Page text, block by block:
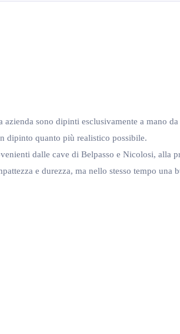
sono dipinti esclusivamente a mano
dipinto quanto più realistico possibile.
dalle cave di Belpasso e Nicolosi, alla
e durezza, ma nello stesso tempo